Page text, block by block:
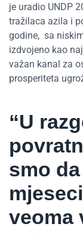
je uradio UNDP
tražilaca azila i
godine, sa
izdvojeno kao
važan kanal za
prosperiteta
“U
smo
veoma